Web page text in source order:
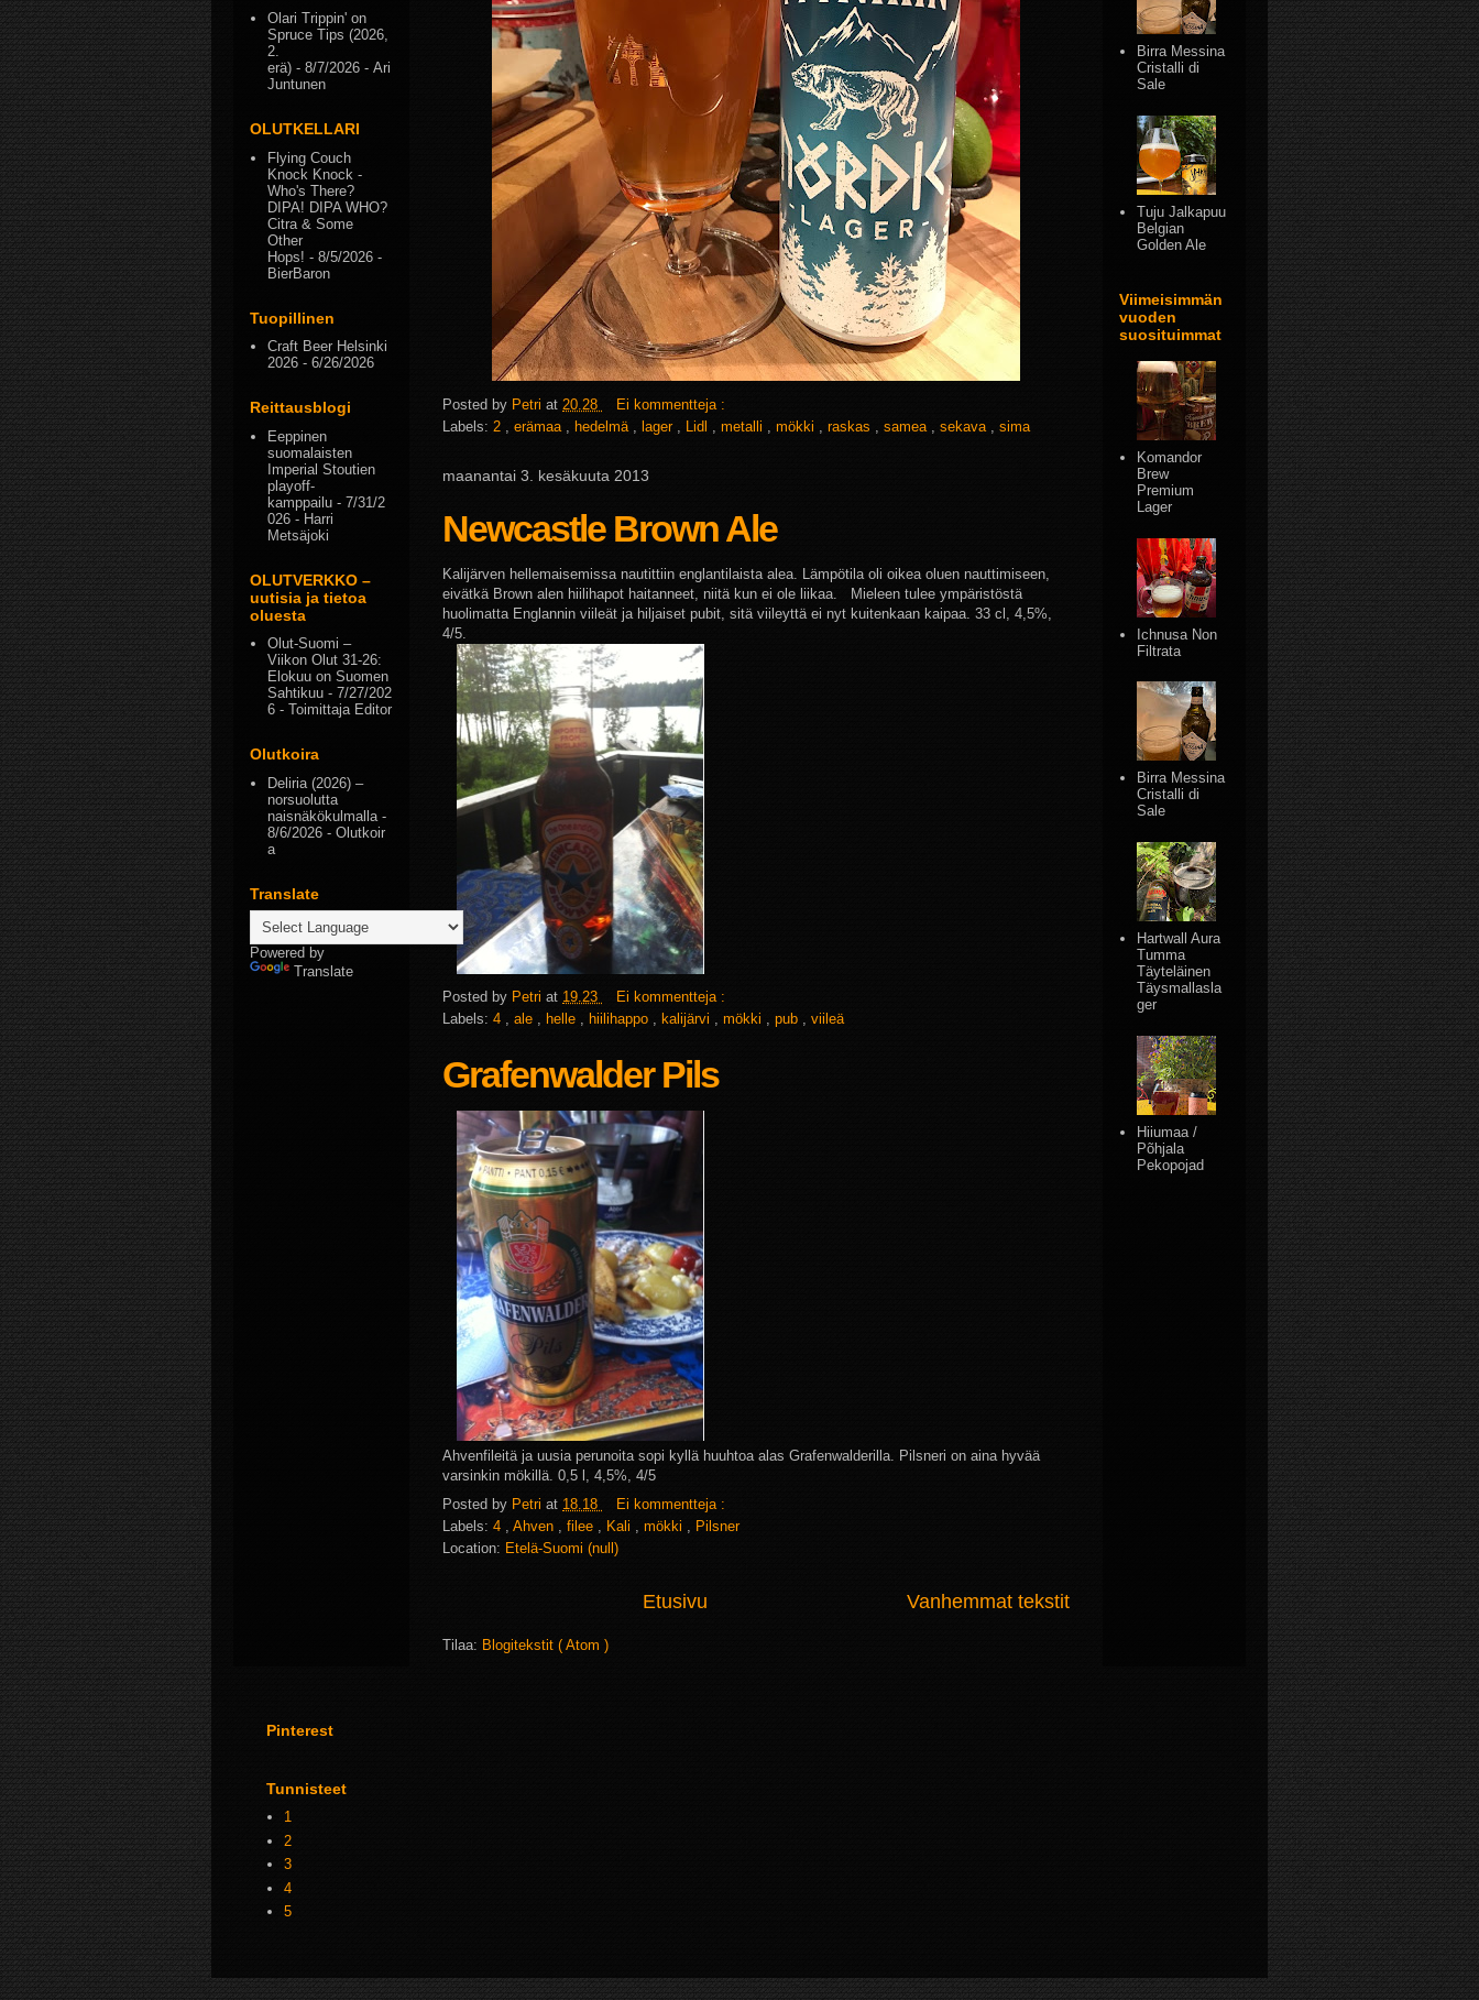
Posted by Petri at 20.28
Ei kommentteja :
Labels: 2 erämaa hedelmä lager Lidl metalli mökki raskas samea sekava sima
maanantai 3. kesäkuuta 2013
Newcastle Brown Ale
Kalijärven hellemaisemissa nautittiin englantilaista alea. Lämpötila oli oikea oluen nauttimiseen,
eivätkä Brown alen hiilihapot haitanneet, niitä kun ei ole liikaa. Mieleen tulee ympäristöstä
huolimatta Englannin viileät ja hiljaiset pubit, sitä viileyttä ei nyt kuitenkaan kaipaa. 33 cl, 4,5%,
4/5.
Posted by Petri at 19.23
Ei kommentteja :
Labels: 4 , ale , helle , hiilihappo , kalijärvi , mökki , pub , viileä
Grafenwalder Pils
Ahvenfileitä ja uusia perunoita sopi kyllä huuhtoa alas Grafenwalderilla. Pilsneri on aina hyvää
varsinkin mökillä. 0,5 l, 4,5%, 4/5
Posted by Petri at 18.18
Ei kommentteja :
Labels: 4 Ahven filee Kali mökki
Pilsner
Location: Etelä-Suomi (null)
Vanhemmat tekstit
Etusivu
Tilaa: Blogitekstit ( Atom )
Olari Trippin' on
Spruce Tips (2026,
2.
erä) - 8/7/2026 - Ari
Juntunen
OLUTKELLARI
Flying Couch
Knock Knock -
Who's There?
DIPA! DIPA WHO?
Citra & Some
Other
Hops! - 8/5/2026 -
BierBaron
Tuopillinen
Craft Beer Helsinki
2026 - 6/26/2026
Reittausblogi
Eeppinen
suomalaisten
Imperial Stoutien
playoff-
kamppailu - 7/31/2
026 - Harri
Metsäjoki
OLUTVERKKO –
uutisia ja tietoa
oluesta
Olut-Suomi –
Viikon Olut 31-26:
Elokuu on Suomen
Sahtikuu - 7/27/202
6 - Toimittaja Editor
Olutkoira
Deliria (2026) –
norsuolutta
naisnäkökulmalla -
8/6/2026 - Olutkoir
a
Translate
Powered by
Translate
Birra Messina
Cristalli di
Sale
Tuju Jalkapuu
Belgian
Golden Ale
Viimeisimmän
vuoden
suosituimmat
Komandor
Brew
Premium
Lager
Ichnusa Non
Filtrata
Birra Messina
Cristalli di
Sale
Hartwall Aura
Tumma
Täyteläinen
Täysmallasla
ger
Hiiumaa /
Põhjala
Pekopojad
Pinterest
Tunnisteet
1
2
3
4
5